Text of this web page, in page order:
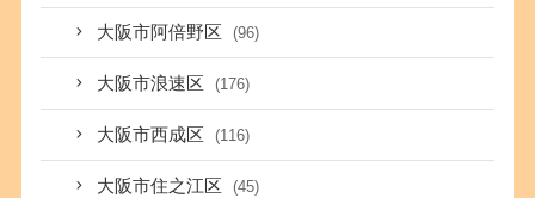
大阪市阿倍野区 (96)
大阪市浪速区 (176)
大阪市西成区 (116)
大阪市住之江区 (45)